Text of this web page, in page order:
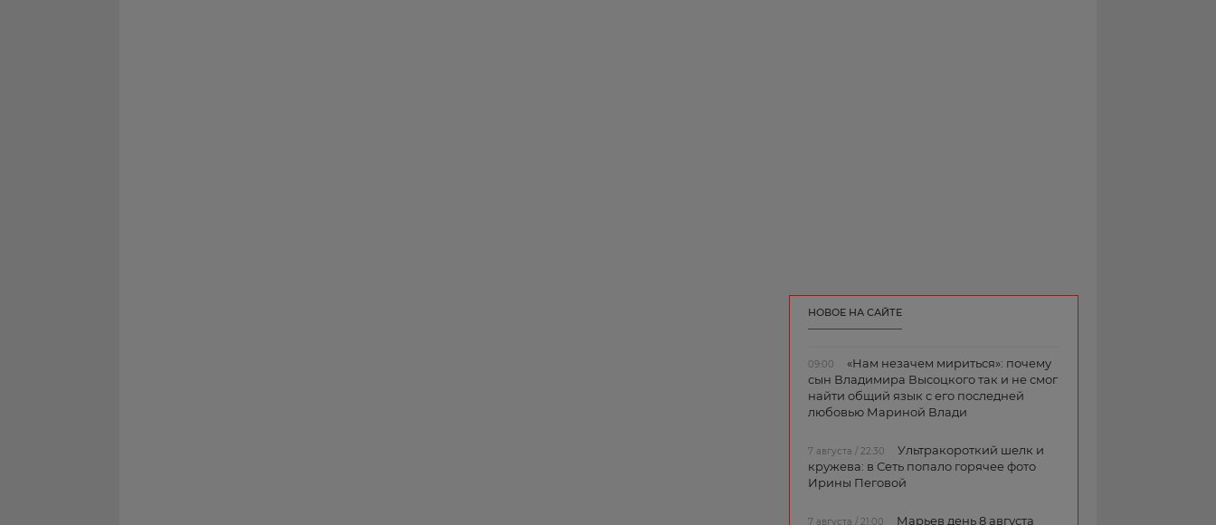
НОВОЕ НА САЙТЕ
09:00
«Нам незачем мириться»: почему
сын Владимира Высоцкого так и не смог
найти общий язык с его последней
любовью Мариной Влади
7 августа / 22:30
Ультракороткий шелк и
кружева: в Сеть попало горячее фото
Ирины Пеговой
7 августа / 21:00 Марьев день 8 августа